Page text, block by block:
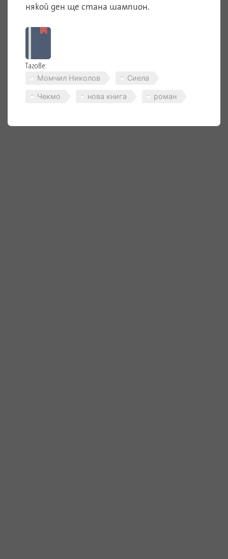
някой ден ще стана шампион.
Тагове:
Момчил Николов Сиела
Чекмо нова книга роман